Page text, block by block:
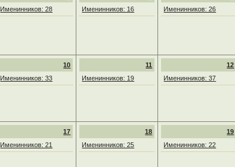
Именинников: 28
Именинников: 16
Именинников: 26
10
Именинников: 33
11
Именинников: 19
12
Именинников: 37
17
Именинников: 21
18
Именинников: 25
19
Именинников: 22